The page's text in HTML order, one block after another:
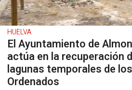
HUELVA
El Ayuntamiento de
actúa en la recuperación
lagunas temporales de
Ordenados